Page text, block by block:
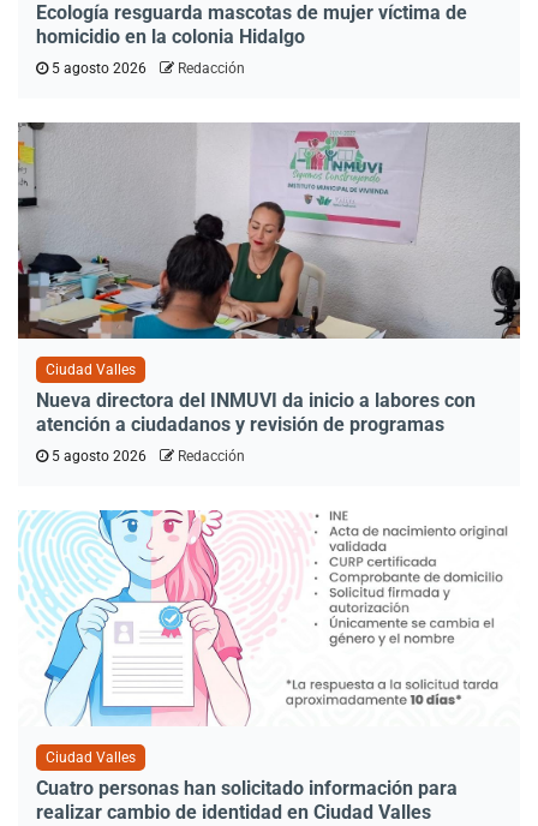
Ecología resguarda mascotas de mujer víctima de
homicidio en la colonia Hidalgo
5 agosto 2026 Redacción
Ciudad Valles
Nueva directora del INMUVI da inicio a labores con
atención a ciudadanos y revisión de programas
5 agosto 2026 Redacción
Ciudad Valles
Cuatro personas han solicitado información para
realizar cambio de identidad en Ciudad Valles